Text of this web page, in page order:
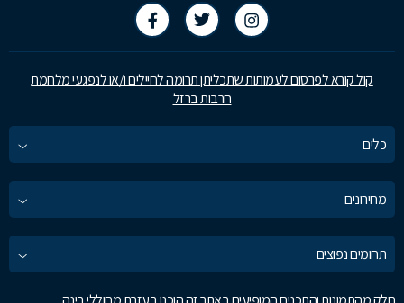
קול קורא לפרסום לעמותות שתכליתן תרומה לחיילים ו/או לנפגעי מלחמת
חרבות ברזל
כלים
מחירונים
תחומים נפוצים